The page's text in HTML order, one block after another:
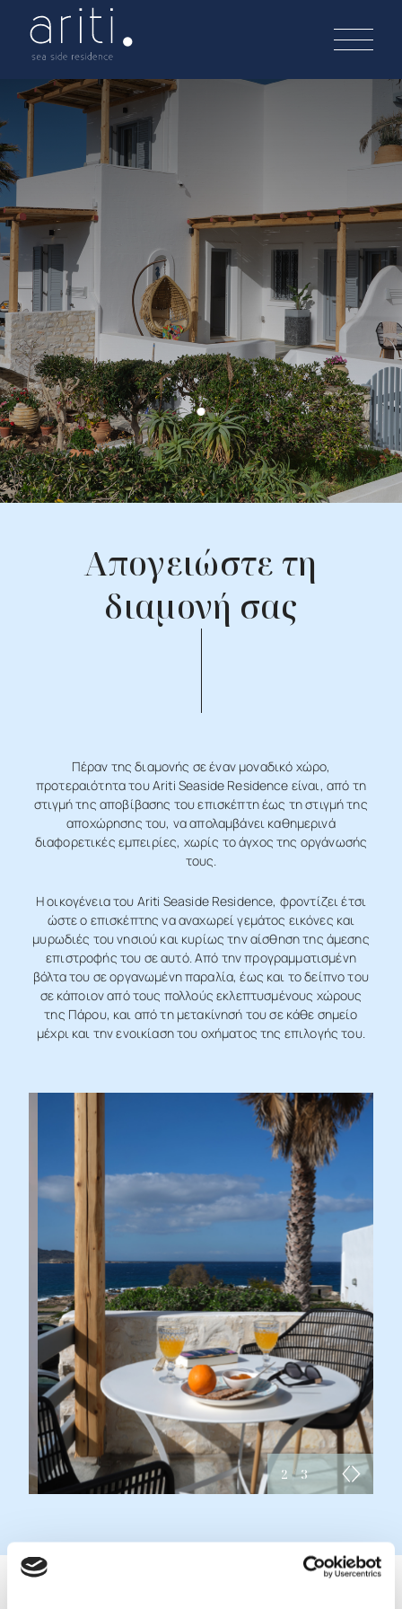
Απογειώστε τη
διαμονή σας
Πέραν της διαμονής σεέναν μοναδικό χώρο,
προτεραιότητατουAriti Seaside Residence είναι, από τη
στιγμήτης αποβίβασης τουεπισκέπτηέως τηστιγμήτης
αποχώρησης του, νααπολαμβάνει καθημερινά
διαφορετικές εμπειρίες, χωρίς τοάγχος της οργάνωσής
τους.
Ηοικογένειατου Ariti Seaside Residence, φροντίζειέτσι
ώστεο επισκέπτης νααναχωρείγεμάτος εικόνες και
μυρωδιές τουνησιού και κυρίως τηναίσθησητης άμεσης
επιστροφής του σεαυτό.Από τηνπρογραμματισμένη
βόλτατου σεοργανωμένηπαραλία, έως και τοδείπνοτου
σε κάποιοναπότους πολλούς εκλεπτυσμένους χώρους
της Πάρου, και απότη μετακίνησή τουσε κάθε σημείο
μέχρι και τηνενοικίασητου οχήματος της επιλογής του.
2 /3